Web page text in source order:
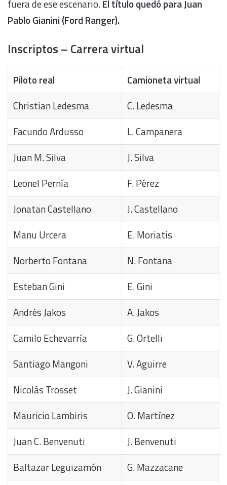
fuera de ese escenario.El título quedó para Juan
Pablo Gianini (Ford Ranger).
Inscriptos – Carrera virtual
Piloto real
Camioneta virtual
Christian Ledesma
C. Ledesma
Facundo Ardusso
L. Campanera
Juan M. Silva
J. Silva
Leonel Pernía
F. Pérez
Jonatan Castellano
J. Castellano
Manu Urcera
E. Moriatis
Norberto Fontana
N. Fontana
Esteban Gini
E. Gini
Andrés Jakos
A. Jakos
Camilo Echevarría
G. Ortelli
Santiago Mangoni
V. Aguirre
Nicolás Trosset
J. Gianini
Mauricio Lambiris
O. Martínez
Juan C. Benvenuti
J. Benvenuti
Baltazar Leguizamón
G. Mazzacane